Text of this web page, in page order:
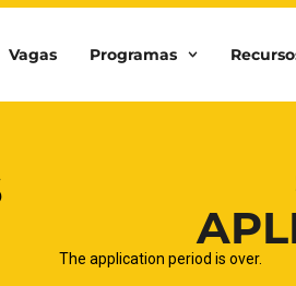
Vagas Programas
The application period is over.